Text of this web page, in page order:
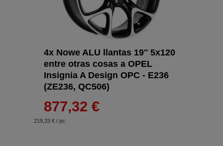
4x Nowe ALU llantas 19'' 5x120
entre otras cosas a OPEL
Insignia A Design OPC - E236
(ZE236, QC506)
877,32 €
219,33 € / pc.